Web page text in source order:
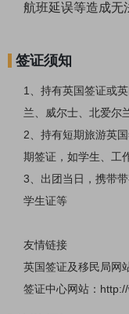
航班延误等造成无
签证须知
1、持有英国签证或
兰、威尔士、北爱尔
2、持有短期旅游英
期签证，如学生、工
3、出团当日，携带
学生证等
友情链接
英国签证及移民局网
签证中心网站：